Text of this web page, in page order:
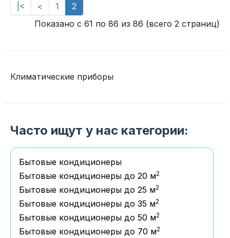
|< < 1
2
Показано с 61 по 86 из 86 (всего 2 страниц)
Климатические приборы
Часто ищут у нас категории:
Бытовые кондиционеры
Бытовые кондиционеры до 20 м2
Бытовые кондиционеры до 25 м2
Бытовые кондиционеры до 35 м2
Бытовые кондиционеры до 50 м2
Бытовые кондиционеры до 70 м2